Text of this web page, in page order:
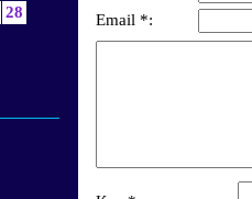
28
Email *: